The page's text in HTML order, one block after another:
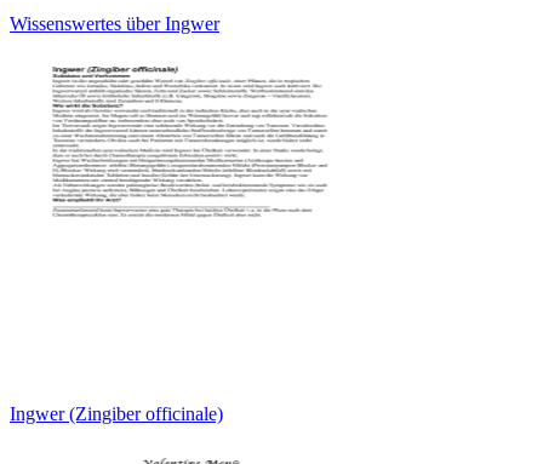
Wissenswertes über Ingwer
Ingwer (Zingiber officinale)